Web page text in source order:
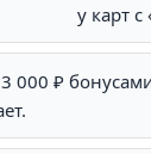
у карт
000 ₽